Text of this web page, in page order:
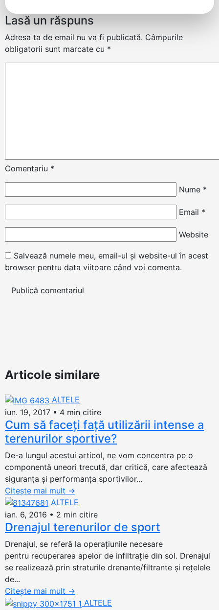
Lasă un răspuns
Adresa ta de email nu va fi publicată. Câmpurile
obligatorii sunt marcate cu *
Comentariu *
Nume *
Email *
Website
Salvează numele meu, email-ul și website-ul în acest
browser pentru data viitoare când voi comenta.
Articole similare
ALTELE
iun. 19, 2017 • 4 min citire
Cum să faceţi faţă utilizării intense a
terenurilor sportive?
De-a lungul acestui articol, ne vom concentra pe o
componentă uneori trecută, dar critică, care afectează
siguranţa şi performanţa sportivilor...
Citește mai mult →
ALTELE
ian. 6, 2016 • 2 min citire
Drenajul terenurilor de sport
Drenajul, se referă la operaţiunile necesare
pentru recuperarea apelor de infiltraţie din sol. Drenajul
se realizează prin straturile drenante/filtrante şi reţelele
de...
Citește mai mult →
ALTELE